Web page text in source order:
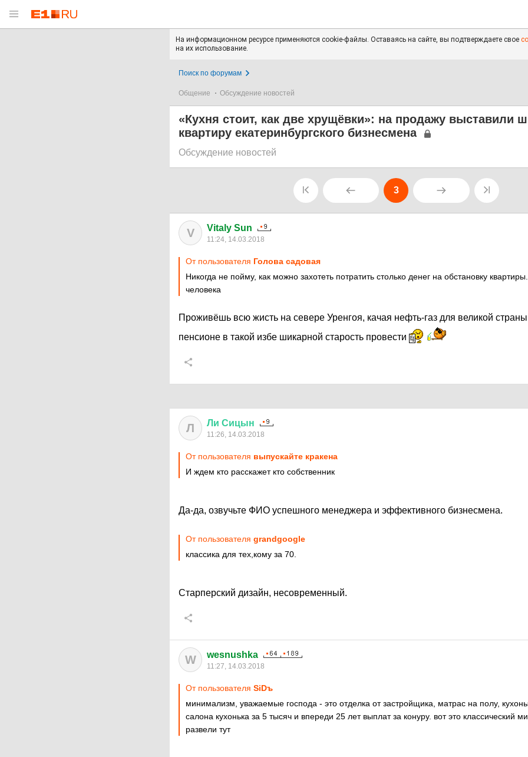
На информационном ресурсе применяются cookie-файлы. Оставаясь на сайте, вы подтверждаете свое
на их использование.
Поиск по форумам
Общение Обсуждение новостей
«Кухня стоит, как две хрущёвки»: на продажу выставили
квартиру екатеринбургского бизнесмена
Обсуждение новостей
3
V Vitaly Sun
11:24, 14.03.2018
От пользователя Голова садовая
Никогда не пойму, как можно захотеть потратить столько денег на обстановку
человека
Проживёшь всю жисть на севере Уренгоя, качая нефть-газ для великой страны
пенсионе в такой избе шикарной старость провести
Л Ли Сицын
11:26, 14.03.2018
От пользователя выпускайте кракена
И ждем кто расскажет кто собственник
Да-да, озвучьте ФИО успешного менеджера и эффективного бизнесмена.
От пользователя grandgoogle
классика для тех,кому за 70.
Старперский дизайн, несовременный.
W wesnushka
11:27, 14.03.2018
От пользователя SiDъ
минимализм, уважаемые господа - это отделка от застройщика, матрас на полу,
салона кухонька за 5 тысяч и впереди 25 лет выплат за конуру. вот это классический
развели тут